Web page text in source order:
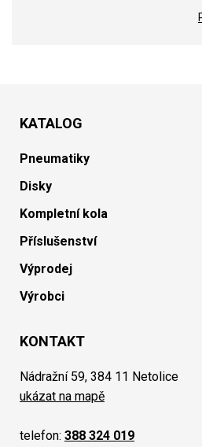
KATALOG
Pneumatiky
Disky
Kompletní kola
Příslušenství
Výprodej
Výrobci
KONTAKT
Nádražní 59, 384 11 Netolice
ukázat na mapě
telefon: 388 324 019